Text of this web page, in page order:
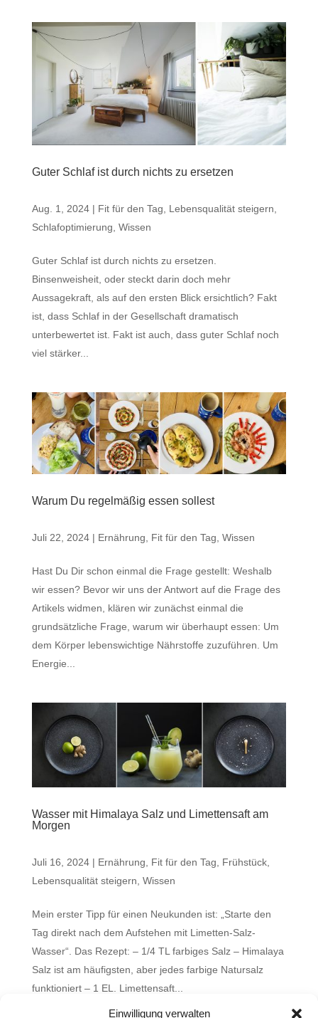
Einwilligung verwalten
Guter Schlaf ist durch nichts zu ersetzen
Aug. 1, 2024| Fit für den Tag Lebensqualität steigern
Schlafoptimierung Wissen
Guter Schlaf ist durch nichts zu ersetzen.
Binsenweisheit, oder steckt darin doch mehr
Aussagekraft, als auf den ersten Blick ersichtlich? Fakt
ist, dass Schlaf in der Gesellschaft dramatisch
unterbewertet ist. Fakt ist auch, dass guter Schlaf noch
viel stärker...
Warum Du regelmäßig essen sollest
Juli 22, 2024| Ernährung Fit für den Tag Wissen
Hast Du Dir schon einmal die Frage gestellt: Weshalb
wir essen? Bevor wir uns der Antwort auf die Frage des
Artikels widmen, klären wir zunächst einmal die
grundsätzliche Frage, warum wir überhaupt essen: Um
dem Körper lebenswichtige Nährstoffe zuzuführen. Um
Energie...
Wasser mit Himalaya Salz und Limettensaft am
Morgen
Juli 16, 2024| Ernährung Fit für den Tag Frühstück,
Lebensqualität steigern Wissen
Mein erster Tipp für einen Neukunden ist: „Starte den
Tag direkt nach dem Aufstehen mit Limetten-Salz-
Wasser“. Das Rezept: – 1/4 TL farbiges Salz – Himalaya
Salz ist am häufigsten, aber jedes farbige Natursalz
funktioniert – 1 EL. Limettensaft...